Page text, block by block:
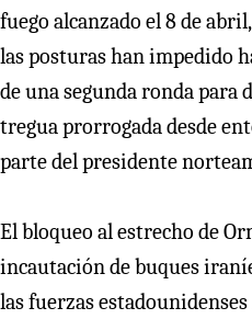
fuego alcanzado el 8 de
las posturas han impedido
de una segunda ronda para
tregua prorrogada desde
parte del presidente
El bloqueo al estrecho de
incautación de buques
las fuerzas